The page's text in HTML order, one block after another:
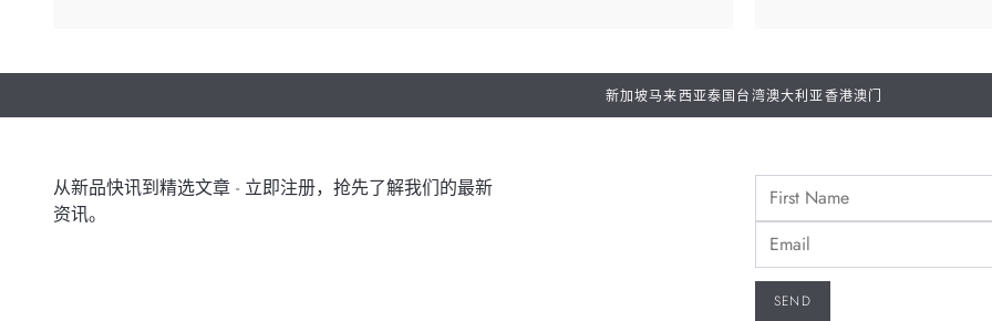
新加坡马来西亚泰国台湾澳大利亚香港澳门
从新品快讯到精选文章 - 立即注册，抢先了解我们的最新
资讯。